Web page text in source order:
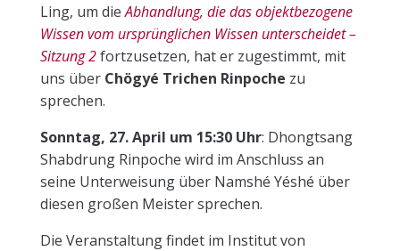
Ling, um dieAbhandlung, die das objektbezogene
Wissen vom ursprünglichen Wissen unterscheidet –
Sitzung 2fortzusetzen, hat er zugestimmt, mit
uns über Chögyé Trichen Rinpoche zu
sprechen.
Sonntag, 27. April um 15:30 Uhr: Dhongtsang
Shabdrung Rinpoche wird im Anschluss an
seine Unterweisung über Namshé Yéshé über
diesen großen Meister sprechen.
Die Veranstaltung findet im Institut von